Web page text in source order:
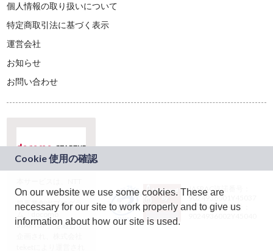
個人情報の取り扱いについて
特定商取引法に基づく表示
運営会社
お知らせ
お問い合わせ
ドコモグループの新
規事業創出プログラ
ム「docomo
STARTUP」を通じて
JASRAC許諾番号：
9024936001Y45037
JASRAC許諾番号：
On our website we use some cookies. These are
necessary for our site to work properly and to give us
information about how our site is used.